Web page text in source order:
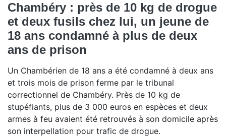
Chambéry : près de 10 kg de drogue
et deux fusils chez lui, un jeune de
18 ans condamné à plus de deux
ans de prison
Un Chambérien de 18 ans a été condamné à deux ans
et trois mois de prison ferme par le tribunal
correctionnel de Chambéry. Près de 10 kg de
stupéfiants, plus de 3 000 euros en espèces et deux
armes à feu avaient été retrouvés à son domicile après
son interpellation pour trafic de drogue.